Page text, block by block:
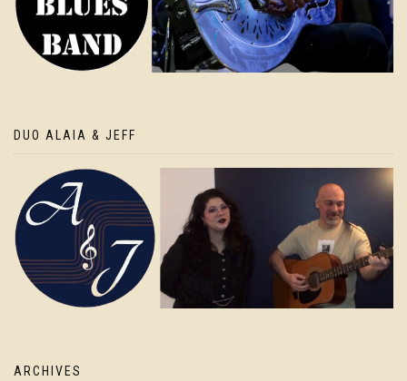
DUO ALAIA & JEFF
ARCHIVES